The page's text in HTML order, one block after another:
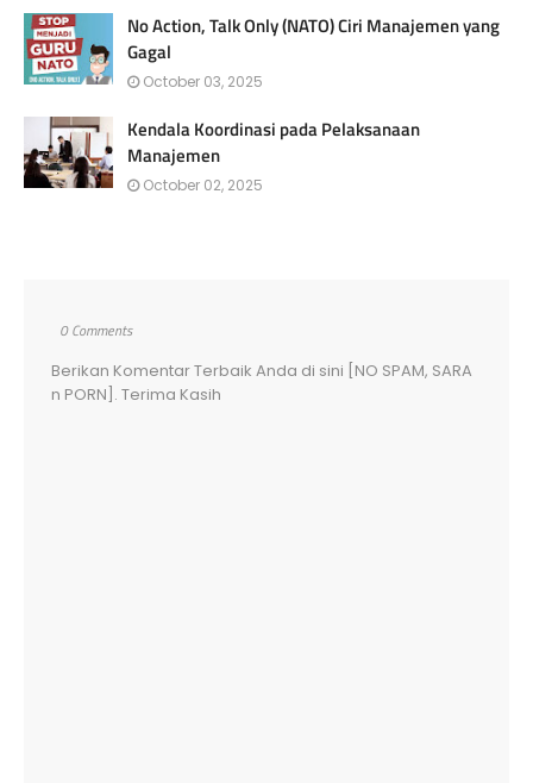
No Action, Talk Only (NATO) Ciri Manajemen yang
Gagal
October 03, 2025
Kendala Koordinasi pada Pelaksanaan
Manajemen
October 02, 2025
0 Comments
Berikan Komentar Terbaik Anda di sini [NO SPAM, SARA
n PORN]. Terima Kasih